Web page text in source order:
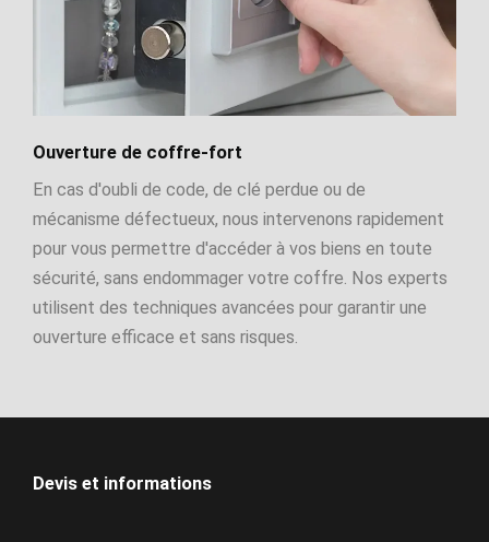
Ouverture de coffre-fort
En cas d'oubli de code, de clé perdue ou de
mécanisme défectueux, nous intervenons rapidement
pour vous permettre d'accéder à vos biens en toute
sécurité, sans endommager votre coffre. Nos experts
utilisent des techniques avancées pour garantir une
ouverture efficace et sans risques.
Devis et informations